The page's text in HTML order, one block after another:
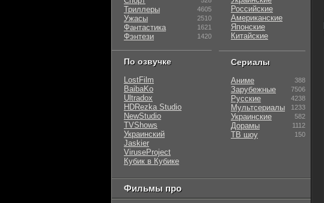
Триллеры 4605
Ужасы 2510
Фантастика 1621
Фэнтези 1420
По озвучке
LostFilm
BaibaKo
Ultradox
HDRezka Studio
NewStudio
TVShows
Украинский
Jaskier
ViruseProject
Кубик в Кубике
Российские
Американские
Японские
Китайские
Сериалы
Аниме 388
Зарубежные 7506
Русские 4238
Мультсериалы 1233
Украинские 582
Дорамы 1112
ТВ шоу 150
Фильмы про